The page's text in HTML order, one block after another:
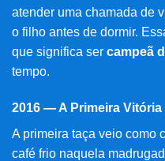
atender uma chamada de
o filho antes de dormir.
que significa ser campeã
tempo.
2016 — A Primeira Vitória
A primeira taça veio como
café frio naquela